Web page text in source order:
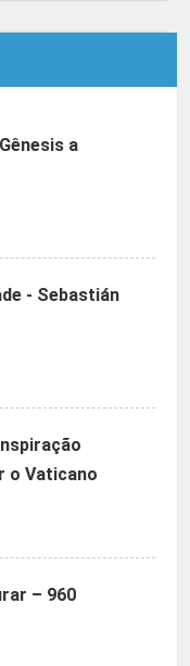
a
- Sebastián
o Vaticano
– 960